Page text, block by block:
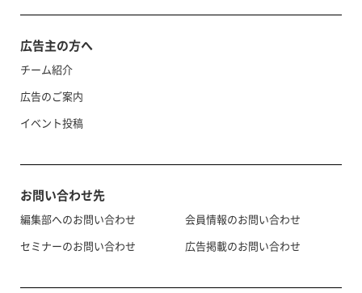
広告主の方へ
チーム紹介
広告のご案内
イベント投稿
お問い合わせ先
編集部へのお問い合わせ
セミナーのお問い合わせ
会員情報のお問い合わせ
広告掲載のお問い合わせ